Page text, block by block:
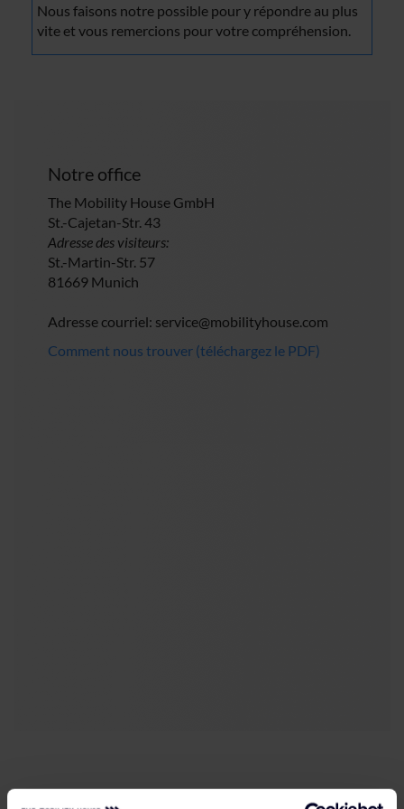
Nous faisons notre possible pour y répondre au plus
vite et vous remercions pour votre compréhension.
Notre office
The Mobility House GmbH
St.-Cajetan-Str. 43
Adresse des visiteurs:
St.-Martin-Str. 57
81669 Munich
Adresse courriel: service@mobilityhouse.com
Comment nous trouver (téléchargez le PDF)